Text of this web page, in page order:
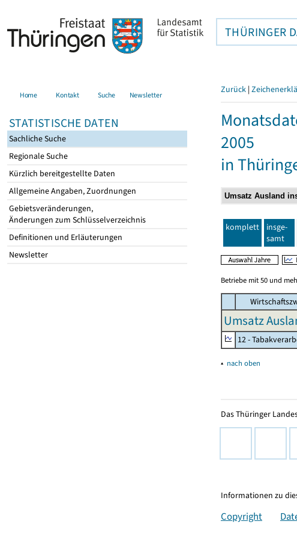
THÜRINGER
Home Kontakt Suche Newsletter
STATISTISCHE DATEN
Sachliche Suche
Regionale Suche
Kürzlich bereitgestellte Daten
Allgemeine Angaben, Zuordnungen
Gebietsveränderungen,
Änderungen zum Schlüsselverzeichnis
Definitionen und Erläuterungen
Newsletter
Zurück |
2005
in
komplett
insge-
samt
Betriebe mit 50 und
Umsatz
12 -
▴ nach oben
Das Thüringer
Informationen zu
Copyright